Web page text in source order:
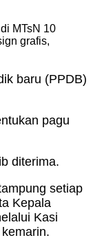
MTsN 10
grafis,
baru (PPDB)
pagu
diterima.
setiap
Kepala
Kasi